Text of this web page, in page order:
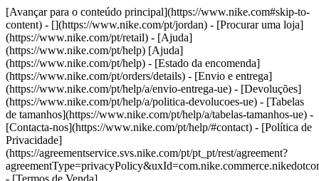
[Avançar para o conteúdo principal](https://www.nike.com#skip-to-
content) - [](https://www.nike.com/pt/jordan) - [Procurar uma loja]
(https://www.nike.com/pt/retail) - [Ajuda]
(https://www.nike.com/pt/help) [Ajuda]
(https://www.nike.com/pt/help) - [Estado da encomenda]
(https://www.nike.com/pt/orders/details) - [Envio e entrega]
(https://www.nike.com/pt/help/a/envio-entrega-ue) - [Devoluções]
(https://www.nike.com/pt/help/a/politica-devolucoes-ue) - [Tabelas
de tamanhos](https://www.nike.com/pt/help/a/tabelas-tamanhos-ue) -
[Contacta-nos](https://www.nike.com/pt/help/#contact) - [Política de
Privacidade]
(https://agreementservice.svs.nike.com/pt/pt_pt/rest/agreement?
- [Termos de Venda]